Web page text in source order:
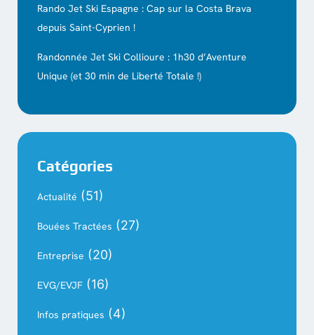
Rando Jet Ski Espagne : Cap sur la Costa Brava
depuis Saint-Cyprien !
Randonnée Jet Ski Collioure : 1h30 d’Aventure
Unique (et 30 min de Liberté Totale !)
Catégories
Actualité (51)
Bouées Tractées (27)
Entreprise (20)
EVG/EVJF (16)
Infos pratiques (4)